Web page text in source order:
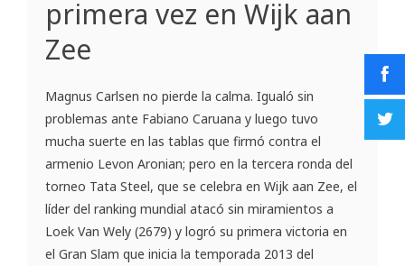
primera vez en Wijk aan
Zee
Magnus Carlsen no pierde la calma. Igualó sin
problemas ante Fabiano Caruana y luego tuvo
mucha suerte en las tablas que firmó contra el
armenio Levon Aronian; pero en la tercera ronda del
torneo Tata Steel, que se celebra en Wijk aan Zee, el
líder del ranking mundial atacó sin miramientos a
Loek Van Wely (2679) y logró su primera victoria en
el Gran Slam que inicia la temporada 2013 del